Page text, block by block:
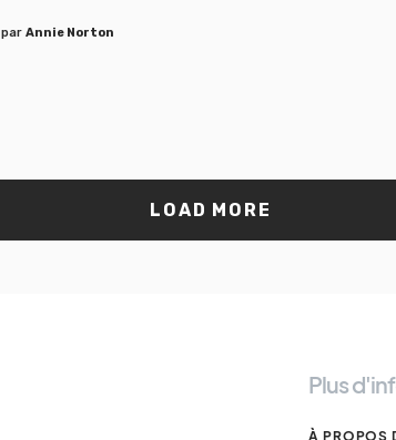
par Annie Norton
LOAD MORE
Plus
À PROPOS